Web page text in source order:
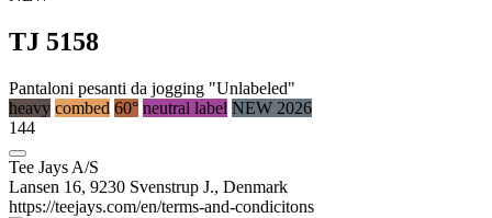
TJ 5158
Pantaloni pesanti da jogging "Unlabeled"
heavy combed 60° neutral label NEW 2026
144
Tee Jays A/S
Lansen 16, 9230 Svenstrup J., Denmark
https://teejays.com/en/terms-and-condicitons